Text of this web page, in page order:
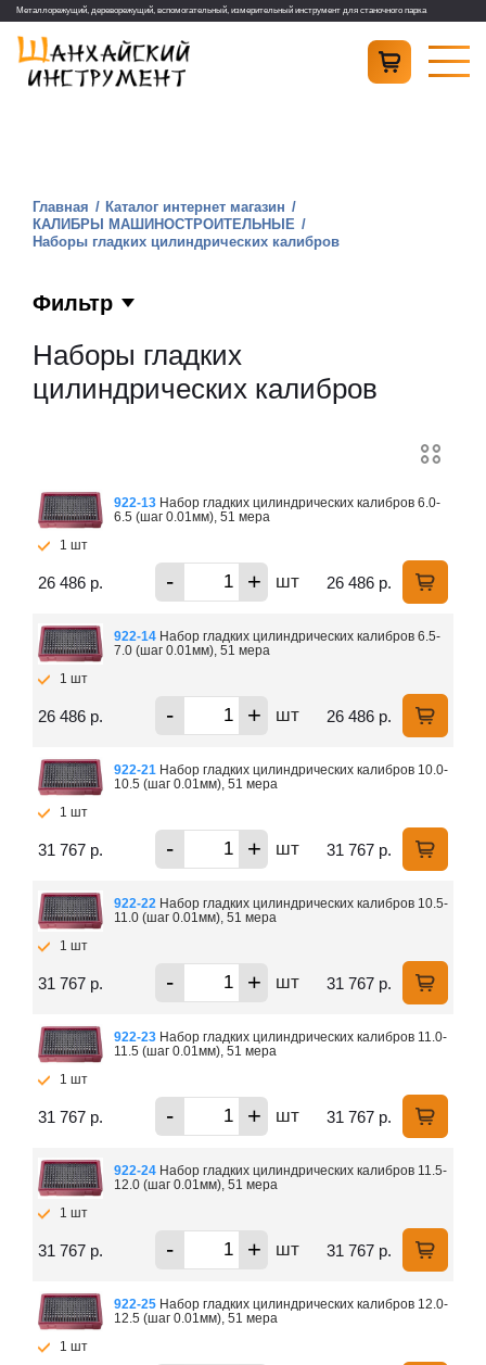
Металлорежущий, дереворежущий, вспомогательный, измерительный инструмент для станочного парка
Главная
Каталог интернет магазин
КАЛИБРЫ МАШИНОСТРОИТЕЛЬНЫЕ
Наборы гладких цилиндрических калибров
Фильтр
Наборы гладких
цилиндрических калибров
922-13 Набор гладких цилиндрических калибров 6.0-
6.5 (шаг 0.01мм), 51 мера
1 шт
26 486 р. - + шт 26 486 р.
922-14 Набор гладких цилиндрических калибров 6.5-
7.0 (шаг 0.01мм), 51 мера
1 шт
26 486 р. - + шт 26 486 р.
922-21 Набор гладких цилиндрических калибров 10.0-
10.5 (шаг 0.01мм), 51 мера
1 шт
31 767 р. - + шт 31 767 р.
922-22 Набор гладких цилиндрических калибров 10.5-
11.0 (шаг 0.01мм), 51 мера
1 шт
31 767 р. - + шт 31 767 р.
922-23 Набор гладких цилиндрических калибров 11.0-
11.5 (шаг 0.01мм), 51 мера
1 шт
31 767 р. - + шт 31 767 р.
922-24 Набор гладких цилиндрических калибров 11.5-
12.0 (шаг 0.01мм), 51 мера
1 шт
31 767 р. - + шт 31 767 р.
922-25 Набор гладких цилиндрических калибров 12.0-
12.5 (шаг 0.01мм), 51 мера
1 шт